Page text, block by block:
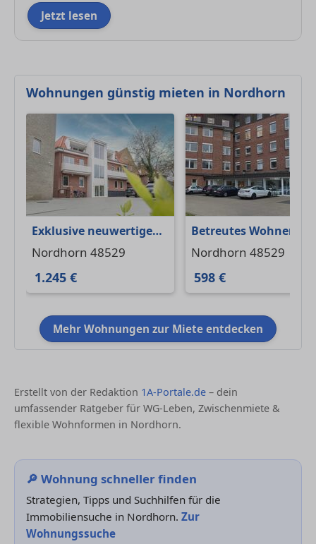
Jetzt lesen
Wohnungen günstig mieten in Nordhorn
Exklusive neuwertige
Etagenwohnung im
Nordhorn 48529
1.245 €
Betreutes Wohnen -
Appartment im
Marienkrankenhaus
Nordhorn 48529
598 €
Mehr Wohnungen zur Miete entdecken
Erstellt von der Redaktion 1A-Portale.de – dein
umfassender Ratgeber für WG-Leben, Zwischenmiete &
flexible Wohnformen in Nordhorn.
🔎 Wohnung schneller finden
Strategien, Tipps und Suchhilfen für die
Immobiliensuche in Nordhorn. Zur
Wohnungssuche